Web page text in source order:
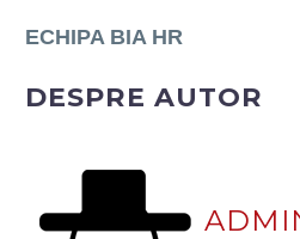
ECHIPA BIA HR
DESPRE AUTOR